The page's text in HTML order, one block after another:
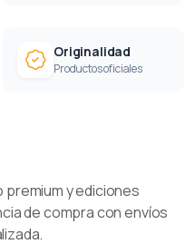
Originalidad
Productos oficiales
y ediciones
de compra con envíos